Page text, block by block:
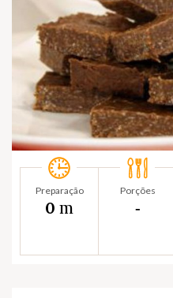
Preparação
0 m
Porções
‐